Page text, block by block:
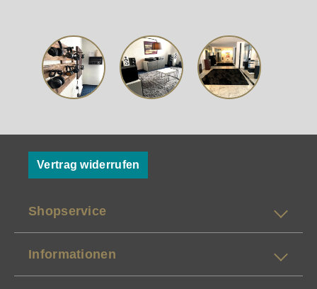
Vertrag widerrufen
Shopservice
Informationen